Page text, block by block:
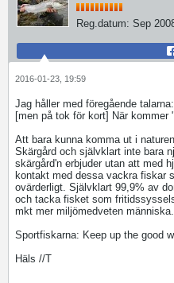
Reg.datum: Sep
2016-01-23, 19:59
Jag håller med föregående
[men på tok för kort] När kommer
Att bara kunna komma ut i
Skärgård och självklart inte bara
skärgård'n erbjuder utan att med
kontakt med dessa vackra fiskar
ovärderligt. Självklart 99,9% av
och tacka fisket som
mkt mer miljömedveten människa.
Sportfiskarna: Keep up the good
Häls //T